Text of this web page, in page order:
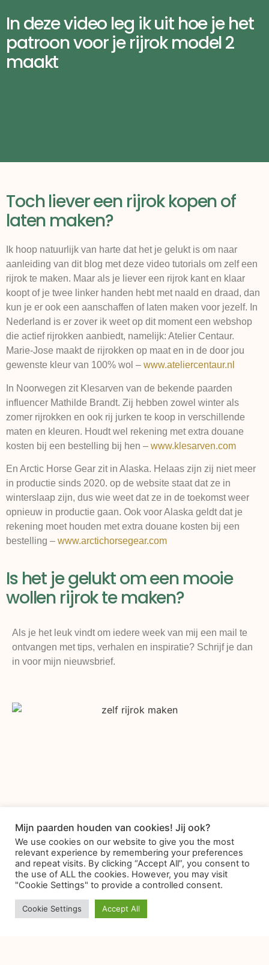
In deze video leg ik uit hoe je het
patroon voor je rijrok model 2
maakt
Toch liever een rijrok kopen of
laten maken?
Ik hoop natuurlijk van harte dat het je gelukt is om naar
aanleiding van dit blog met deze video tutorials om zelf een
rijrok te maken. Maar als je liever een rijrok kant en klaar
koopt of je twee linker handen hebt met naald en draad, dan
kun je er ook een aanschaffen of laten maken voor jezelf. In
Nederland is er zover ik weet op dit moment een webshop
die actief rijrokken aanbiedt, namelijk: Atelier Centaur.
Marie-Jose maakt de rijrokken op maat en in de door jou
gewenste kleur van 100% wol – www.ateliercentaur.nl
In Noorwegen zit Klesarven van de bekende paarden
influencer Mathilde Brandt. Zij hebben zowel winter als
zomer rijrokken en ook rij jurken te koop in verschillende
maten en kleuren. Houdt wel rekening met extra douane
kosten bij een bestelling bij hen – www.klesarven.com
En Arctic Horse Gear zit in Alaska. Helaas zijn zij niet meer
in productie sinds 2020. op de website staat dat ze in
winterslaap zijn, dus wie weet dat ze in de toekomst weer
opnieuw in productie gaan. Ook voor Alaska geldt dat je
rekening moet houden met extra douane kosten bij een
bestelling – www.arctichorsegear.com
Is het je gelukt om een mooie
wollen rijrok te maken?
Als je het leuk vindt om iedere week van mij een mail te
ontvangen met tips, verhalen en inspiratie? Schrijf je dan
in voor mijn nieuwsbrief.
Mijn paarden houden van cookies! Jij ook?
We use cookies on our website to give you the most
relevant experience by remembering your preferences
and repeat visits. By clicking “Accept All”, you consent to
the use of ALL the cookies. However, you may visit
"Cookie Settings" to provide a controlled consent.
Cookie Settings Accept All